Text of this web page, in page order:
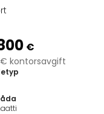
€
kontorsavgift